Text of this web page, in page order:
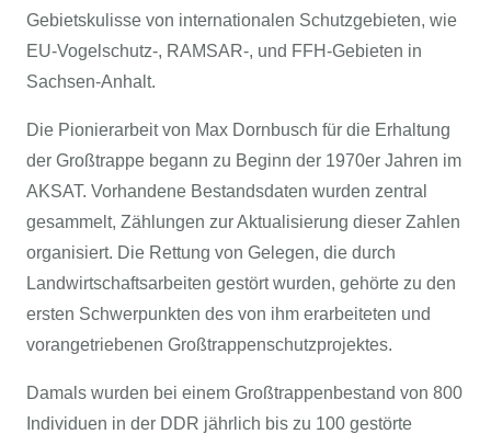
Gebietskulisse von internationalen Schutzgebieten, wie
EU-Vogelschutz-, RAMSAR-, und FFH-Gebieten in
Sachsen-Anhalt.
Die Pionierarbeit von Max Dornbusch für die Erhaltung
der Großtrappe begann zu Beginn der 1970er Jahren im
AKSAT. Vorhandene Bestandsdaten wurden zentral
gesammelt, Zählungen zur Aktualisierung dieser Zahlen
organisiert. Die Rettung von Gelegen, die durch
Landwirtschaftsarbeiten gestört wurden, gehörte zu den
ersten Schwerpunkten des von ihm erarbeiteten und
vorangetriebenen Großtrappenschutzprojektes.
Damals wurden bei einem Großtrappenbestand von 800
Individuen in der DDR jährlich bis zu 100 gestörte